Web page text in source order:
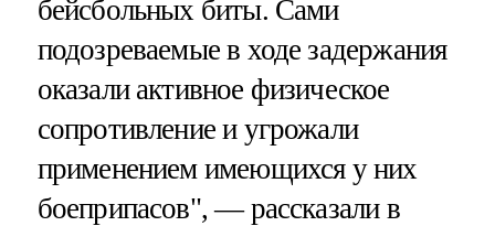
бейсбольных биты. Сами
подозреваемые в ходе задержания
оказали активное физическое
сопротивление и угрожали
применением имеющихся у них
боеприпасов", — рассказали в